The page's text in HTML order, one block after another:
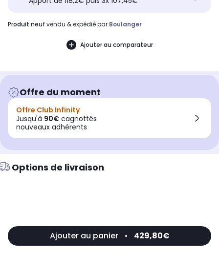
produit neuf vendu & expédié par Boulanger
Ajouter au comparateur
Offre du moment
Offre Club Infinity
Jusqu'à 90€ cagnottés
nouveaux adhérents
Options de livraison
Ajouter au panier • 429,80€